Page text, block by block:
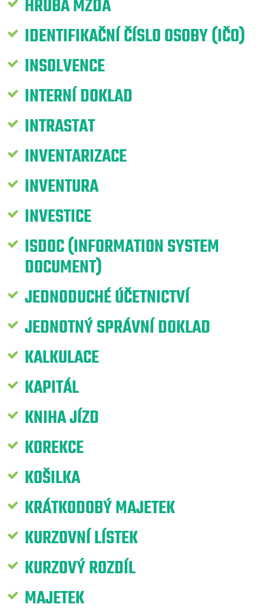
HRUBÁ MZDA
IDENTIFIKAČNÍ ČÍSLO OSOBY (IČO)
INSOLVENCE
INTERNÍ DOKLAD
INTRASTAT
INVENTARIZACE
INVENTURA
INVESTICE
ISDOC (INFORMATION SYSTEM
DOCUMENT)
JEDNODUCHÉ ÚČETNICTVÍ
JEDNOTNÝ SPRÁVNÍ DOKLAD
KALKULACE
KAPITÁL
KNIHA JÍZD
KOREKCE
KOŠILKA
KRÁTKODOBÝ MAJETEK
KURZOVNÍ LÍSTEK
KURZOVÝ ROZDÍL
MAJETEK